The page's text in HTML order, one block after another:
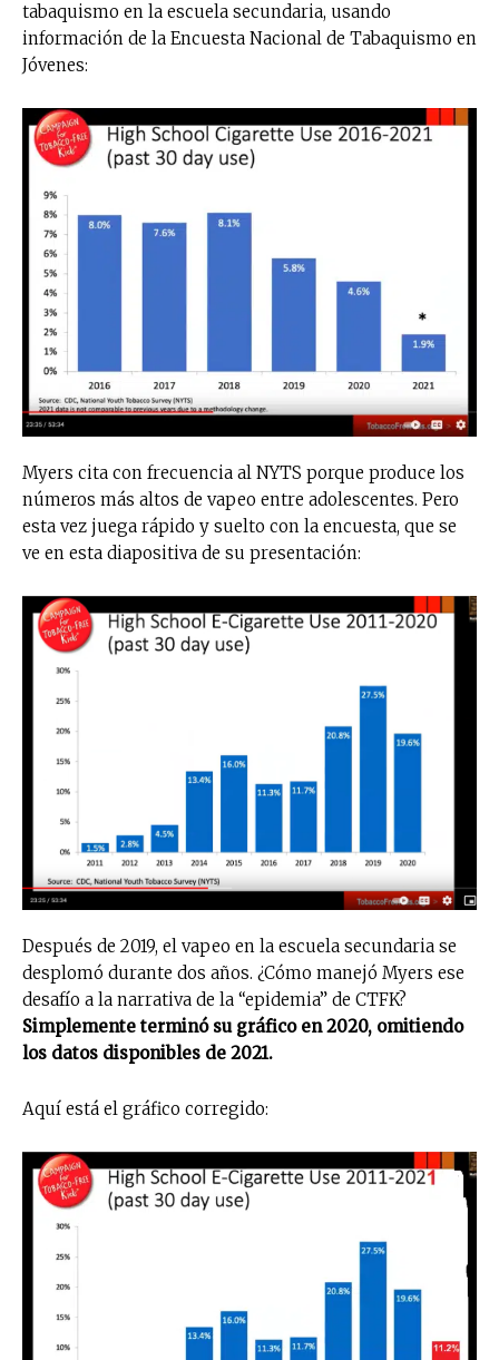
tabaquismo en la escuela secundaria, usando
información de la Encuesta Nacional de Tabaquismo en
Jóvenes:
Myers cita con frecuencia al NYTS porque produce los
números más altos de vapeo entre adolescentes. Pero
esta vez juega rápido y suelto con la encuesta, que se
ve en esta diapositiva de su presentación:
Después de 2019, el vapeo en la escuela secundaria se
desplomó durante dos años. ¿Cómo manejó Myers ese
desafío a la narrativa de la “epidemia” de CTFK?
Simplemente terminó su gráfico en 2020, omitiendo
los datos disponibles de 2021.
Aquí está el gráfico corregido: